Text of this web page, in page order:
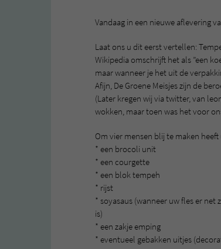
Vandaag in een nieuwe aflevering
Laat ons u dit eerst vertellen:
Wikipedia omschrijft het als ”een
maar wanneer je het uit de
Afijn, De Groene Meisjes zijn de
(Later kregen wij via twitter, van
wokken, maar toen was het voor
Om vier mensen blij te maken heeft
* een brocoli unit
* een courgette
* een blok tempeh
* rijst
* soyasaus (wanneer uw fles er net
is)
* een zakje emping
* eventueel gebakken uitjes